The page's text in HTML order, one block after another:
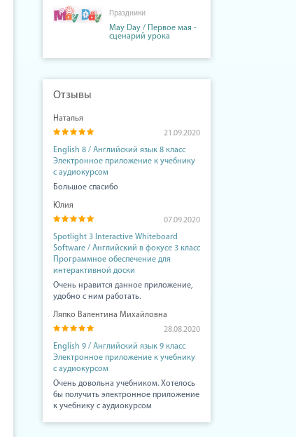
Праздники
May Day / Первое мая -
сценарий урока
Отзывы
Наталья
21.09.2020
English 8 / Английский язык 8 класс
Электронное приложение к учебнику
с аудиокурсом
Большое спасибо
Юлия
07.09.2020
Spotlight 3 Interactive Whiteboard
Software / Английский в фокусе 3 класс
Программное обеспечение для
интерактивной доски
Очень нравится данное приложение,
удобно с ним работать.
Ляпко Валентина Михайловна
28.08.2020
English 9 / Английский язык 9 класс
Электронное приложение к учебнику
с аудиокурсом
Очень довольна учебником. Хотелось
бы получить электронное приложение
к учебнику с аудиокурсом